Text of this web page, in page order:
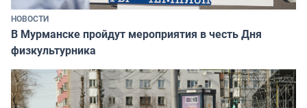
НОВОСТИ
В Мурманске пройдут мероприятия в честь Дня
физкультурника